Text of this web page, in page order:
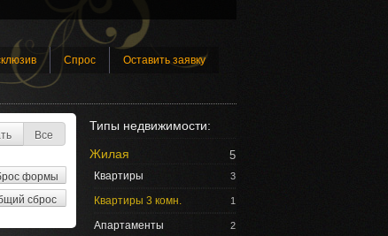
Спрос Оставить заявку
Все
Типы недвижимости:
5
Жилая
3
Квартиры
1
Квартиры 3 комн.
2
Апартаменты